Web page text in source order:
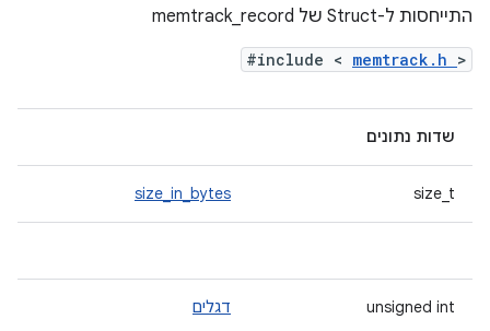
התייחסות ל-Struct של memtrack_record
#include < memtrack.h >
שדות נתונים
size_t
size_in_bytes
unsigned int דגלים